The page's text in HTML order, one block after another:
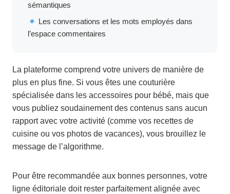
sémantiques
Les conversations et les mots employés dans
l’espace commentaires
La plateforme comprend votre univers de manière de
plus en plus fine. Si vous êtes une couturière
spécialisée dans les accessoires pour bébé, mais que
vous publiez soudainement des contenus sans aucun
rapport avec votre activité (comme vos recettes de
cuisine ou vos photos de vacances), vous brouillez le
message de l’algorithme.
Pour être recommandée aux bonnes personnes, votre
ligne éditoriale doit rester parfaitement alignée avec